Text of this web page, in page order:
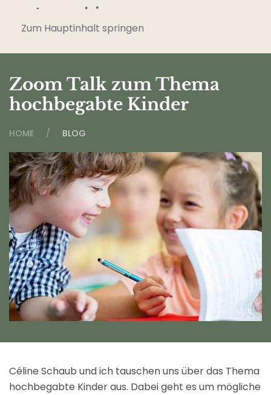
Zum Hauptinhalt springen
Zoom Talk zum Thema
hochbegabte Kinder
HOME BLOG
Céline Schaub und ich tauschen uns über das Thema
hochbegabte Kinder aus. Dabei geht es um mögliche